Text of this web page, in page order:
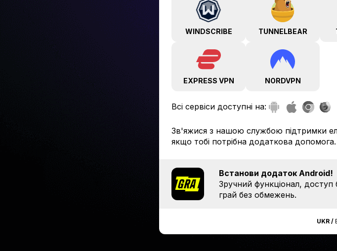
WINDSCRIBE TUNNELBEAR
EXPRESS VPN NORDVPN
Всі сервіси доступні на:
Зв'яжися з нашою службою підтримки
якщо тобі потрібна додаткова допомога.
Встанови додаток Android!
Зручний функціонал,
грай без обмежень.
UKR /